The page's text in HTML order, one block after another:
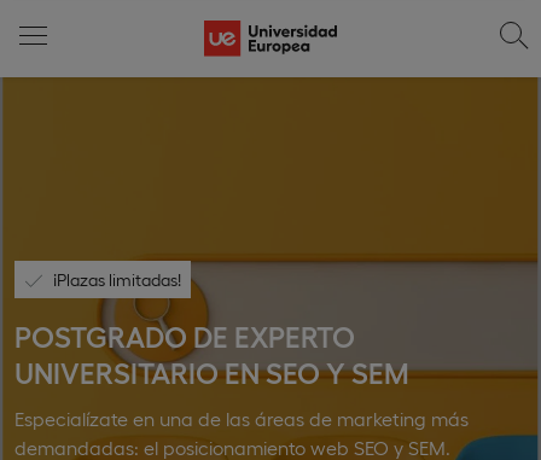
¡Plazas limitadas!
POSTGRADO DE EXPERTO
UNIVERSITARIO EN SEO Y SEM
Especialízate en una de las áreas de marketing más
demandadas: el posicionamiento web SEO y SEM.